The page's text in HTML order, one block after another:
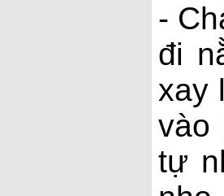
-
đi
xay
vào
tự